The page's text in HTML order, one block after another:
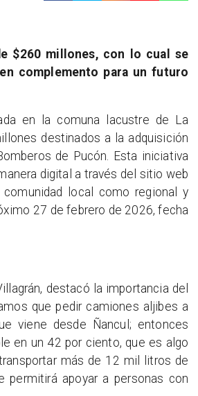
$260 millones, con lo cual se
complemento para un futuro
en la comuna lacustre de La
destinados a la adquisición
de Pucón. Esta iniciativa
digital a través del sitio web
local como regional y
27 de febrero de 2026, fecha
destacó la importancia del
que pedir camiones aljibes a
viene desde Ñancul; entonces
en un 42 por ciento, que es algo
más de 12 mil litros de
apoyar a personas con